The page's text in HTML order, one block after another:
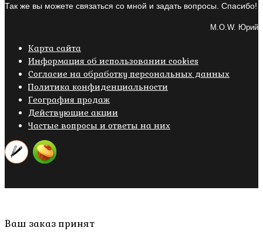
Так же вы можете связаться со мной и задать вопросы. Спасибо!
M.O.W. Юрий
Карта сайта
Информация об использовании cookies
Cогласие на обработку персональных данных
Политика конфиденциальности
География продаж
Действующие акции
Частые вопросы и ответы на них
Пролистать
Ваш заказ принят